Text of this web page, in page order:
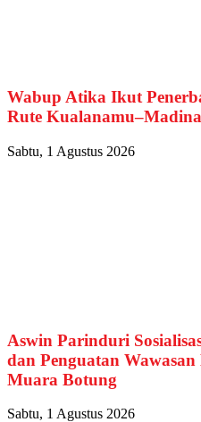
Wabup Atika Ikut
Rute Kualanamu–Madina
Sabtu, 1 Agustus 2026
Aswin Parinduri
dan Penguatan Wawasan
Muara Botung
Sabtu, 1 Agustus 2026